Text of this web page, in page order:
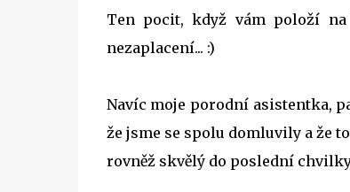
Ten pocit, když vám položí
nezaplacení... :)
Navíc moje porodní asistentka,
že jsme se spolu domluvily a že
rovněž skvělý do poslední